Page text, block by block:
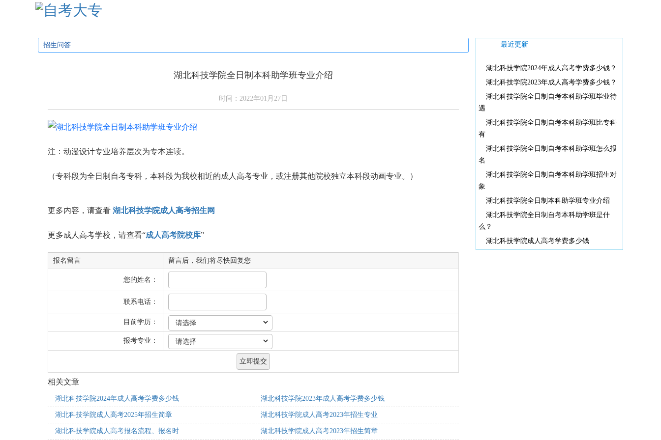
招生问答
湖北科技学院全日制本科助学班专业介绍
时间：2022年01月27日
注：动漫设计专业培养层次为专本连读。
（专科段为全日制自考专科，本科段为我校相近的成人高考专业，或注册其他院校独立本科段动画专业。）
更多内容，请查看 湖北科技学院成人高考招生网
更多成人高考学校，请查看“成人高考院校库”
报名留言 留言后，我们将尽快回复您
您的姓名：
联系电话：
目前学历：
报考专业：
相关文章
湖北科技学院2024年成人高考学费多少钱 湖北科技学院2023年成人高考学费多少钱
湖北科技学院成人高考2025年招生简章 湖北科技学院成人高考2023年招生专业
湖北科技学院成人高考报名流程、报名时 湖北科技学院成人高考2023年招生简章
最近更新
湖北科技学院2024年成人高考学费多少钱？
湖北科技学院2023年成人高考学费多少钱？
湖北科技学院全日制自考本科助学班毕业待
遇
湖北科技学院全日制自考本科助学班比专科
有
湖北科技学院全日制自考本科助学班怎么报
名
湖北科技学院全日制自考本科助学班招生对
象
湖北科技学院全日制本科助学班专业介绍
湖北科技学院全日制自考本科助学班是什
么？
湖北科技学院成人高考学费多少钱